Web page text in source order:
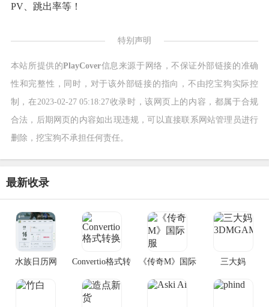
PV、跳出率等！
特别声明
本站所提供的PlayCover信息来源于网络，不保证外部链接的准确
性和完整性，同时，对于该外部链接的指向，不由挖宝狗实际控
制，在2023-02-27 05:18:27收录时，该网页上的内容，都属于合规
合法，后期网页的内容如出现违规，可以直接联系网站管理员进行
删除，挖宝狗不承担任何责任。
最新收录
水族日历网
Convertio格式转
《传奇M》国际
三大妈